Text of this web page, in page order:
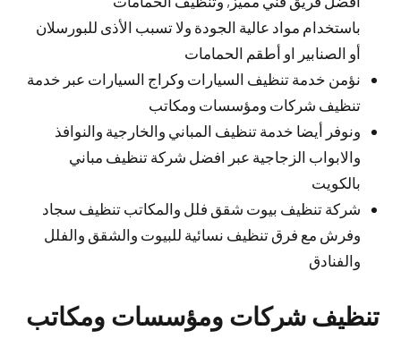
باستخدام مواد عالية الجودة ولا تسبب الأذى للبورسلان
أو الصنابير او أطقم الحمامات
نؤمن خدمة تنظيف السيارات وكراج السيارات عبر خدمة
تنظيف شركات ومؤسسات ومكاتب
ونوفر أيضا خدمة تنظيف المباني والخارجية والنوافذ
والابواب الزجاجية عبر افضل شركة تنظيف مباني
بالكويت
شركة تنظيف بيوت شقق فلل والمكاتب تنظيف سجاد
وفرش مع فرق تنظيف نسائية للبيوت والشقق والفلل
والفنادق
تنظيف شركات ومؤسسات ومكاتب